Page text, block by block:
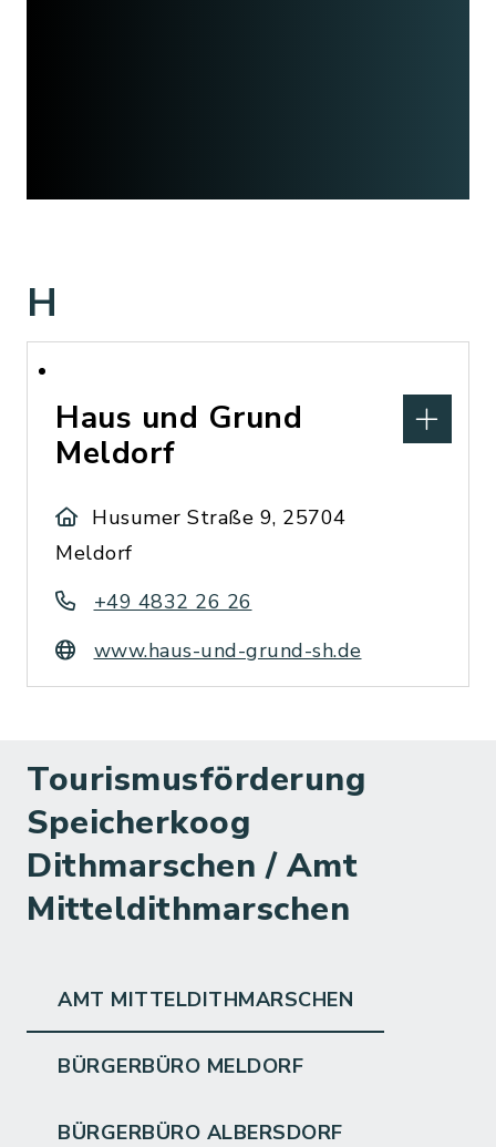
H
Haus und Grund
Meldorf
Husumer Straße 9, 25704
Meldorf
+49 4832 26 26
www.haus-und-grund-sh.de
Tourismusförderung
Speicherkoog
Dithmarschen / Amt
Mitteldithmarschen
AMT MITTELDITHMARSCHEN
BÜRGERBÜRO MELDORF
BÜRGERBÜRO ALBERSDORF